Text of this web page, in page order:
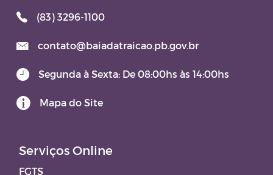
(83) 3296-1100
contato@baiadatraicao.pb.gov.br
Segunda à Sexta: De 08:00hs às 14:00hs
Mapa do Site
Serviços Online
FGTS